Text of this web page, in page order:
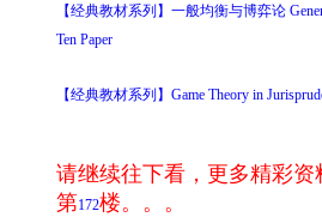
【经典教材系列】一般均衡与博弈论
Ten Paper
【经典教材系列】Game Theory in
请继续往下看，更多精彩资
第172楼。。。